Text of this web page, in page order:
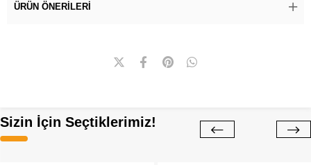
ÜRÜN ÖNERILERI
Sizin İçin Seçtiklerimiz!